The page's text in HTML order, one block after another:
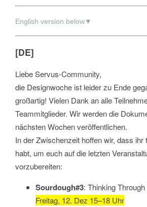
English version below▼
[DE]
Liebe Servus-Community,
die Designwoche ist leider zu Ende
großartig! Vielen Dank an alle
Teammitglieder. Wir werden die
nächsten Wochen veröffentlichen.
In der Zwischenzeit hoffen wir, dass ihr
habt, um euch auf die letzten
vorzubereiten:
Sourdough#3: Thinking
Freitag, 12. Dez 15–18 Uhr